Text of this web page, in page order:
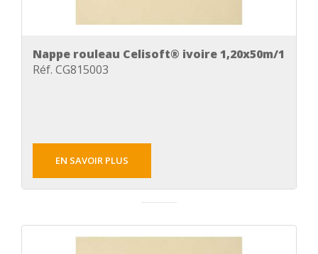
Nappe rouleau Celisoft® ivoire 1,20x50m/1
Réf. CG815003
EN SAVOIR PLUS